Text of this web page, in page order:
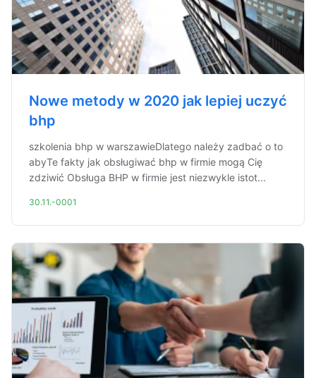
Nowe metody w 2020 jak lepiej uczyć
bhp
szkolenia bhp w warszawieDlatego należy zadbać o to
abyTe fakty jak obsługiwać bhp w firmie mogą Cię
zdziwić Obsługa BHP w firmie jest niezwykle istot...
30.11.-0001